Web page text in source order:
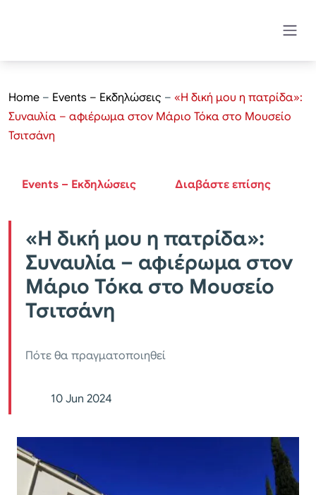
Home – Events – Εκδηλώσεις – «Η δική μου η πατρίδα»:
Συναυλία – αφιέρωμα στον Μάριο Τόκα στο Μουσείο
Τσιτσάνη
Events – Εκδηλώσεις Διαβάστε επίσης
«Η δική μου η πατρίδα»:
Συναυλία – αφιέρωμα στον
Μάριο Τόκα στο Μουσείο
Τσιτσάνη
Πότε θα πραγματοποιηθεί
10 Jun 2024